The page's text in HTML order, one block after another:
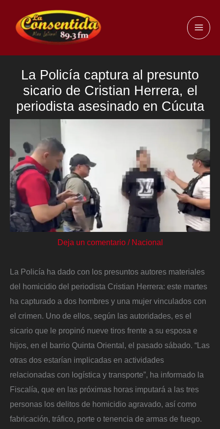
contenido
La Policía captura al presunto
sicario de Cristian Herrera, el
periodista asesinado en Cúcuta
Deja un comentario / Nacional
La Policía ha dado con los presuntos autores materiales
del homicidio del periodista Cristian Herrera: este martes
ha capturado a dos hombres y una mujer vinculados con
el crimen. Uno de ellos, según las autoridades, es el
sicario que le propinó nueve tiros frente a su esposa e
hijos, en el barrio Quinta Oriental, el pasado sábado. “Las
otras dos estarían implicadas en actividades
relacionadas con logística y transporte”, ha informado la
Fiscalía, que en las próximas horas imputará a las tres
personas los delitos de homicidio agravado, así como
fabricación, tráfico, porte o tenencia de armas de fuego.